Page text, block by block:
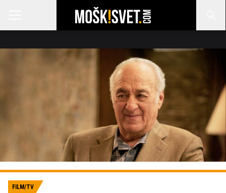
FILM/TV